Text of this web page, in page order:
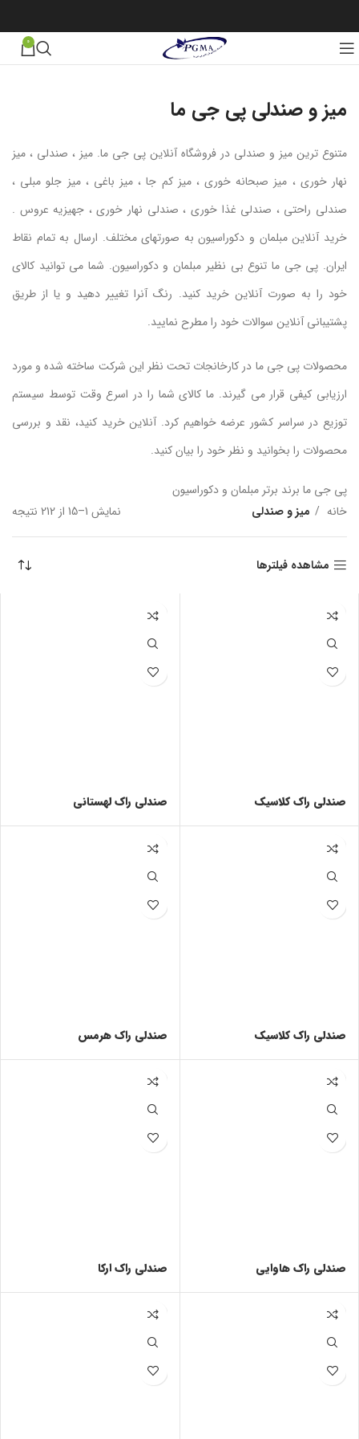
0
میز و صندلی پی جی ما
متنوع ترین میز و صندلی در فروشگاه آنلاین پی جی ما. میز ، صندلی ، میز
نهار خوری ، میز صبحانه خوری ، میز کم جا ، میز باغی ، میز جلو مبلی ،
صندلی راحتی ، صندلی غذا خوری ، صندلی نهار خوری ، جهیزیه عروس .
خرید آنلاین مبلمان و دکوراسیون به صورتهای مختلف. ارسال به تمام نقاط
ایران. پی جی ما تنوع بی نظیر مبلمان و دکوراسیون. شما می توانید کالای
خود را به صورت آنلاین خرید کنید. رنگ آنرا تغییر دهید و یا از طریق
پشتیبانی آنلاین سوالات خود را مطرح نمایید.
محصولات پی جی ما در کارخانجات تحت نظر این شرکت ساخته شده و مورد
ارزیابی کیفی قرار می گیرند. ما کالای شما را در اسرع وقت توسط سیستم
توزیع در سراسر کشور عرضه خواهیم کرد. آنلاین خرید کنید، نقد و بررسی
محصولات را بخوانید و نظر خود را بیان کنید.
پی جی ما برند برتر مبلمان و دکوراسیون
خانه
میز و صندلی نمایش 1–15 از 212 نتیجه
مشاهده فیلترها
صندلی راک کلاسیک صندلی راک لهستانی
صندلی راک کلاسیک صندلی راک هرمس
صندلی راک هاوایی صندلی راک ارکا